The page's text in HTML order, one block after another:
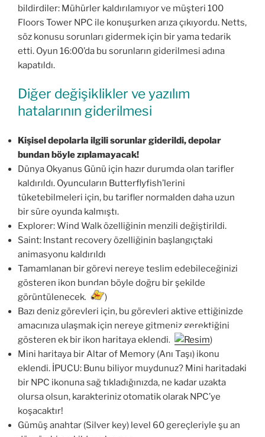
bildirdiler: Mühürler kaldırılamıyor ve müşteri 100
Floors Tower NPC ile konuşurken arıza çıkıyordu. Netts,
söz konusu sorunları gidermek için bir yama tedarik
etti. Oyun 16:00’da bu sorunların giderilmesi adına
kapatıldı.
Diğer değişiklikler ve yazılım
hatalarının giderilmesi
Kişisel depolarla ilgili sorunlar giderildi, depolar
bundan böyle zıplamayacak!
Dünya Okyanus Günü için hazır durumda olan tarifler
kaldırıldı. Oyuncuların Butterflyfish’lerini
tüketebilmeleri için, bu tarifler normalden daha uzun
bir süre oyunda kalmıştı.
Explorer: Wind Walk özelliğinin menzili değiştirildi.
Saint: Instant recovery özelliğinin başlangıçtaki
animasyonu kaldırıldı
Tamamlanan bir görevi nereye teslim edebileceğinizi
gösteren ikon bundan böyle doğru bir şekilde
görüntülenecek. (
)
Bazı deniz görevleri için, bu görevleri aktive ettiğinizde
amacınıza ulaşmak için nereye gitmeniz gerektiğini
gösteren ek bir ikon haritaya eklendi. (
)
Mini haritaya bir Altar of Memory (Anı Taşı) ikonu
eklendi. İPUCU: Bunu biliyor muydunuz? Mini haritadaki
bir NPC ikonuna sağ tıkladığınızda, ne kadar uzakta
olursa olsun, karakteriniz otomatik olarak NPC’ye
koşacaktır!
Gümüş anahtar (Silver key) level 60 gereçleriyle şu an